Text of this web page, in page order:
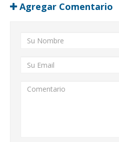
Agregar Comentario